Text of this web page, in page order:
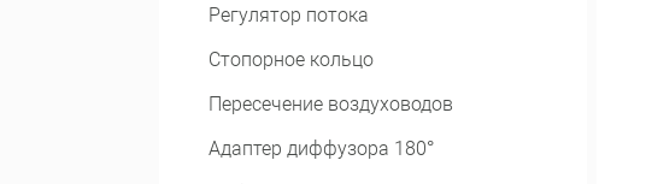
Регулятор потока
Стопорное кольцо
Пересечение воздуховодов
Адаптер диффузора 180°